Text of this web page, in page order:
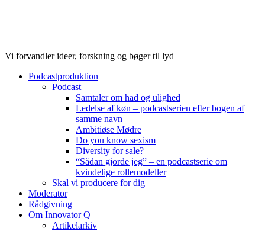
Vi forvandler ideer, forskning og bøger til lyd
Podcastproduktion
Podcast
Samtaler om had og ulighed
Ledelse af køn – podcastserien efter bogen af
samme navn
Ambitiøse Mødre
Do you know sexism
Diversity for sale?
“Sådan gjorde jeg” – en podcastserie om
kvindelige rollemodeller
Skal vi producere for dig
Moderator
Rådgivning
Om Innovator Q
Artikelarkiv